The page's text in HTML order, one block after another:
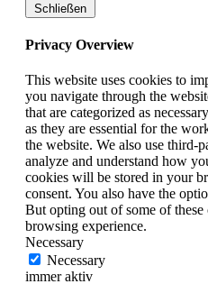
Schließen
Privacy Overview
This website uses cookies to
you navigate through the
that are categorized as
as they are essential for the
the website. We also use third-
analyze and understand how
cookies will be stored in your
consent. You also have the
But opting out of some of
browsing experience.
Necessary
Necessary
immer aktiv